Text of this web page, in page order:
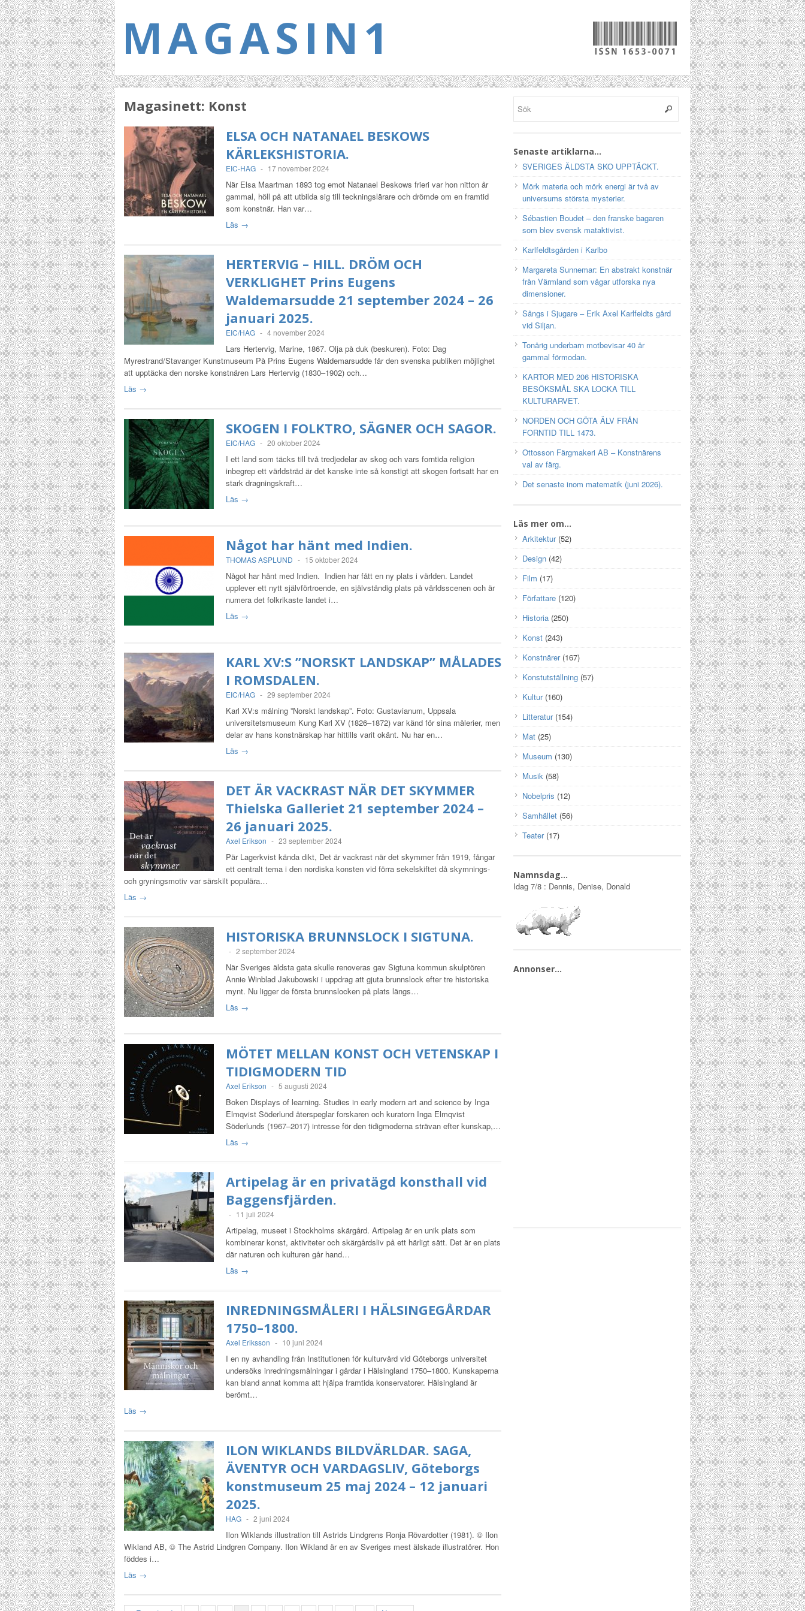
MAGASIN1
Magasinett: Konst
ELSA OCH NATANAEL BESKOWS
KÄRLEKSHISTORIA.
EIC-HAG - 17 november 2024
När Elsa Maartman 1893 tog emot Natanael Beskows frieri var hon nitton år
gammal, höll på att utbilda sig till teckningslärare och drömde om en framtid
som konstnär. Han var…
Läs →
HERTERVIG – HILL. DRÖM OCH
VERKLIGHET Prins Eugens
Waldemarsudde 21 september 2024 – 26
januari 2025.
EIC/HAG - 4 november 2024
Lars Hertervig, Marine, 1867. Olja på duk (beskuren). Foto: Dag
Myrestrand/Stavanger Kunstmuseum På Prins Eugens Waldemarsudde får den svenska publiken möjlighet
att upptäcka den norske konstnären Lars Hertervig (1830–1902) och…
Läs →
SKOGEN I FOLKTRO, SÄGNER OCH SAGOR.
EIC/HAG - 20 oktober 2024
I ett land som täcks till två tredjedelar av skog och vars forntida religion
inbegrep ett världsträd är det kanske inte så konstigt att skogen fortsatt har en
stark dragningskraft…
Läs →
Något har hänt med Indien.
THOMAS ASPLUND - 15 oktober 2024
Något har hänt med Indien. Indien har fått en ny plats i världen. Landet
upplever ett nytt självförtroende, en självständig plats på världsscenen och är
numera det folkrikaste landet i…
Läs →
KARL XV:S ”NORSKT LANDSKAP” MÅLADES
I ROMSDALEN.
EIC/HAG - 29 september 2024
Karl XV:s målning ”Norskt landskap”. Foto: Gustavianum, Uppsala
universitetsmuseum Kung Karl XV (1826–1872) var känd för sina målerier, men
delar av hans konstnärskap har hittills varit okänt. Nu har en…
Läs →
DET ÄR VACKRAST NÄR DET SKYMMER
Thielska Galleriet 21 september 2024 –
26 januari 2025.
Axel Erikson - 23 september 2024
Pär Lagerkvist kända dikt, Det är vackrast när det skymmer från 1919, fångar
ett centralt tema i den nordiska konsten vid förra sekelskiftet då skymnings-
och gryningsmotiv var särskilt populära…
Läs →
HISTORISKA BRUNNSLOCK I SIGTUNA.
- 2 september 2024
När Sveriges äldsta gata skulle renoveras gav Sigtuna kommun skulptören
Annie Winblad Jakubowski i uppdrag att gjuta brunnslock efter tre historiska
mynt. Nu ligger de första brunnslocken på plats längs…
Läs →
MÖTET MELLAN KONST OCH VETENSKAP I
TIDIGMODERN TID
Axel Erikson - 5 augusti 2024
Boken Displays of learning. Studies in early modern art and science by Inga
Elmqvist Söderlund återspeglar forskaren och kuratorn Inga Elmqvist
Söderlunds (1967–2017) intresse för den tidigmoderna strävan efter kunskap,…
Läs →
Artipelag är en privatägd konsthall vid
Baggensfjärden.
- 11 juli 2024
Artipelag, museet i Stockholms skärgård. Artipelag är en unik plats som
kombinerar konst, aktiviteter och skärgårdsliv på ett härligt sätt. Det är en plats
där naturen och kulturen går hand…
Läs →
INREDNINGSMÅLERI I HÄLSINGEGÅRDAR
1750–1800.
Axel Eriksson - 10 juni 2024
I en ny avhandling från Institutionen för kulturvård vid Göteborgs universitet
undersöks inredningsmålningar i gårdar i Hälsingland 1750–1800. Kunskaperna
kan bland annat komma att hjälpa framtida konservatorer. Hälsingland är
berömt…
Läs →
ILON WIKLANDS BILDVÄRLDAR. SAGA,
ÄVENTYR OCH VARDAGSLIV, Göteborgs
konstmuseum 25 maj 2024 – 12 januari
2025.
HAG - 2 juni 2024
Ilon Wiklands illustration till Astrids Lindgrens Ronja Rövardotter (1981). © Ilon
Wikland AB, © The Astrid Lindgren Company. Ilon Wikland är en av Sveriges mest älskade illustratörer. Hon
föddes i…
Läs →
Senaste artiklarna…
SVERIGES ÄLDSTA SKO UPPTÄCKT.
Mörk materia och mörk energi är två av
universums största mysterier.
Sébastien Boudet – den franske bagaren
som blev svensk mataktivist.
Karlfeldtsgården i Karlbo
Margareta Sunnemar: En abstrakt konstnär
från Värmland som vågar utforska nya
dimensioner.
Sångs i Sjugare – Erik Axel Karlfeldts gård
vid Siljan.
Tonårig underbarn motbevisar 40 år
gammal förmodan.
KARTOR MED 206 HISTORISKA
BESÖKSMÅL SKA LOCKA TILL
KULTURARVET.
NORDEN OCH GÖTA ÄLV FRÅN
FORNTID TILL 1473.
Ottosson Färgmakeri AB – Konstnärens
val av färg.
Det senaste inom matematik (juni 2026).
Läs mer om…
Arkitektur(52)
Design (42)
Film (17)
Författare (120)
Historia (250)
Konst (243)
Konstnärer(167)
Konstutställning (57)
Kultur(160)
Litteratur(154)
Mat (25)
Museum (130)
Musik (58)
Nobelpris (12)
Samhället (56)
Teater(17)
Namnsdag…
Idag 7/8 : Dennis, Denise, Donald
Annonser…